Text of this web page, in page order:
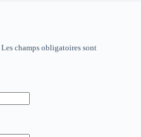
Les champs obligatoires sont